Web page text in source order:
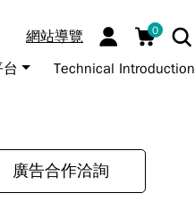
網站導覽 0
Technical Introduction
廣告合作洽詢